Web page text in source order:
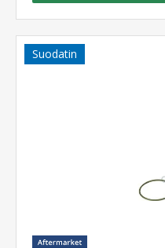
Suodatin